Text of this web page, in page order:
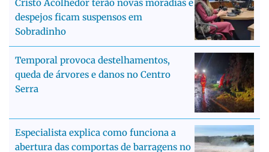
Cristo Acolhedor terão novas moradias e
despejos ficam suspensos em
Sobradinho
Temporal provoca destelhamentos,
queda de árvores e danos no Centro
Serra
Especialista explica como funciona a
abertura das comportas de barragens no